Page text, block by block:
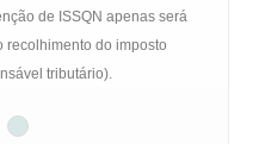
de ISSQN apenas será
recolhimento do imposto
tributário).